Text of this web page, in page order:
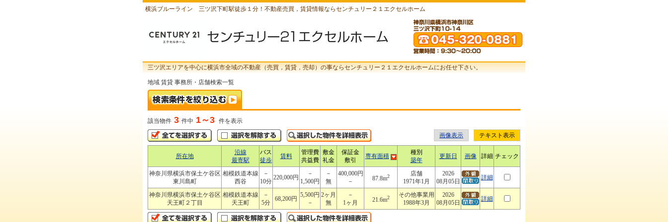
横浜ブルーライン 三ツ沢下町駅徒歩１分！不動産売買，賃貸情報ならセンチュリー２１エクセルホーム
三ツ沢エリアを中心に横浜市全域の不動産（売買，賃貸，売却）の事ならセンチュリー２１エクセルホームにお任せ下さい。
地域 賃貸 事務所・店舗検索一覧
該当物件 3 件中 1～3 件を表示
画像表示 テキスト表示
所在地
沿線
最寄駅
バス
徒歩
賃料
管理費
共益費
敷金
礼金
保証金
敷引
専有面積
種別
築年
更新日 画像 詳細 チェック
神奈川県横浜市保土ケ谷区
東川島町
相模鉄道本線
西谷
－
10分
220,000円
－
1,500円
－
無
400,000円
－
87.8m2
店舗
1971年1月
2026
08月05日
詳細
神奈川県横浜市保土ケ谷区
天王町２丁目
相模鉄道本線
天王町
－
5分
68,200円
5,500円
－
2ヶ月
無
－
1ヶ月
21.6m2
その他事業用
1988年3月
2026
08月05日
詳細